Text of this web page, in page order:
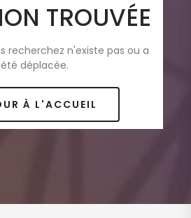
TROUVÉE
recherchez n'existe pas ou a
été déplacée.
À L'ACCUEIL